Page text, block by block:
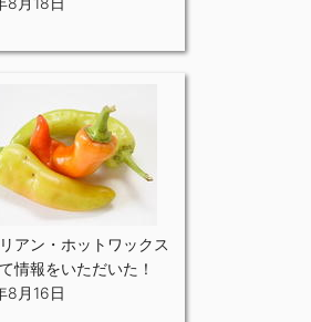
アン・ホットワックス
情報をいただいた！
8月16日